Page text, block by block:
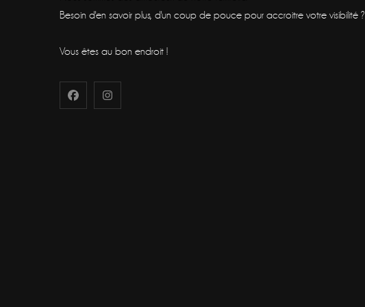
Besoin d'en savoir plus, d'un coup de pouce pour accroitre votre visibilité ?
Vous êtes au bon endroit !